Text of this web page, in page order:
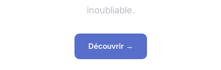
inoubliable.
Découvrir →